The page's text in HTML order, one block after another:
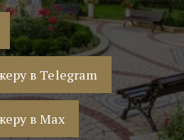
в Telegram
в Max